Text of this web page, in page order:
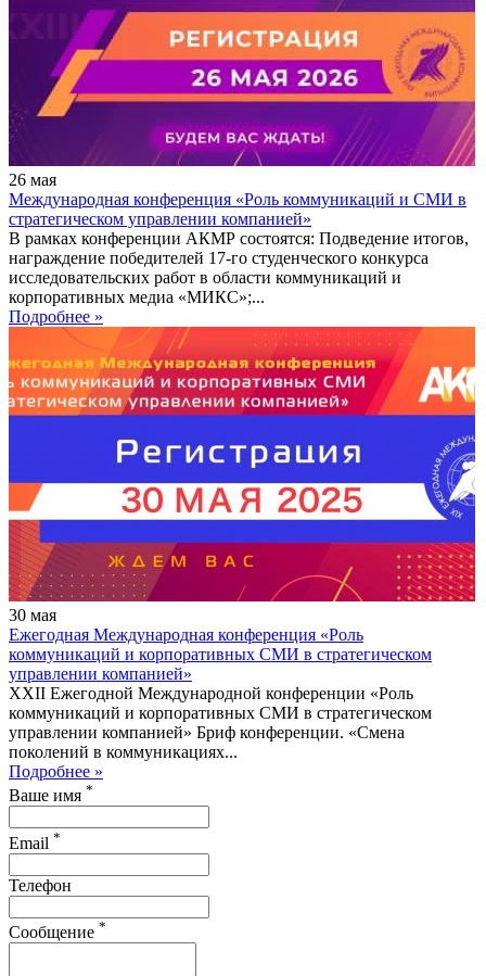
26 мая
Международная конференция «Роль коммуникаций и СМИ в
стратегическом управлении компанией»
В рамках конференции АКМР состоятся: Подведение итогов,
награждение победителей 17-го студенческого конкурса
исследовательских работ в области коммуникаций и
корпоративных медиа «МИКС»;...
Подробнее »
30 мая
Ежегодная Международная конференция «Роль
коммуникаций и корпоративных СМИ в стратегическом
управлении компанией»
XХII Ежегодной Международной конференции «Роль
коммуникаций и корпоративных СМИ в стратегическом
управлении компанией» Бриф конференции. «Смена
поколений в коммуникациях...
Подробнее »
Ваше имя *
Email *
Телефон
Сообщение *